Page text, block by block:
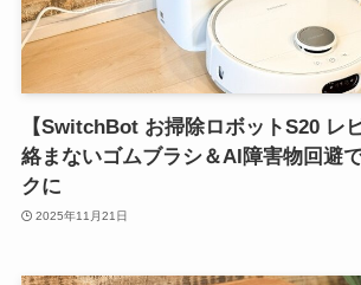
【SwitchBot お掃除ロボットS20 レ
絡まないゴムブラシ＆AI障害物回避
クに
2025年11月21日